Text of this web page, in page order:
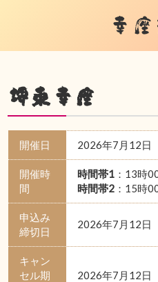
幸
堺東幸座
開催日 2026年7月12日
開催時
間
時間帯1：13時
時間帯2：15時
申込み
締切日
2026年7月12日
キャン
セル期
2026年7月12日